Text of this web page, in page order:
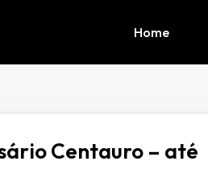
Home
Centauro – até